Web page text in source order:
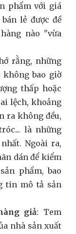
phẩm với giá
lẻ được đề
nào "vừa
rằng, những
không bao giờ
thấp hoặc
lệch, khoảng
ra không đều,
là những
Ngoài ra,
dán để kiểm
phẩm, bao
tin mô tả sản
giả: Tem
nhà sản xuất